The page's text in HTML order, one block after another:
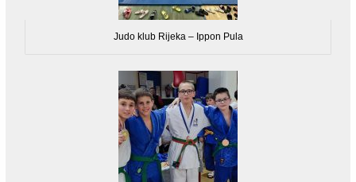
Judo klub Rijeka – Ippon Pula